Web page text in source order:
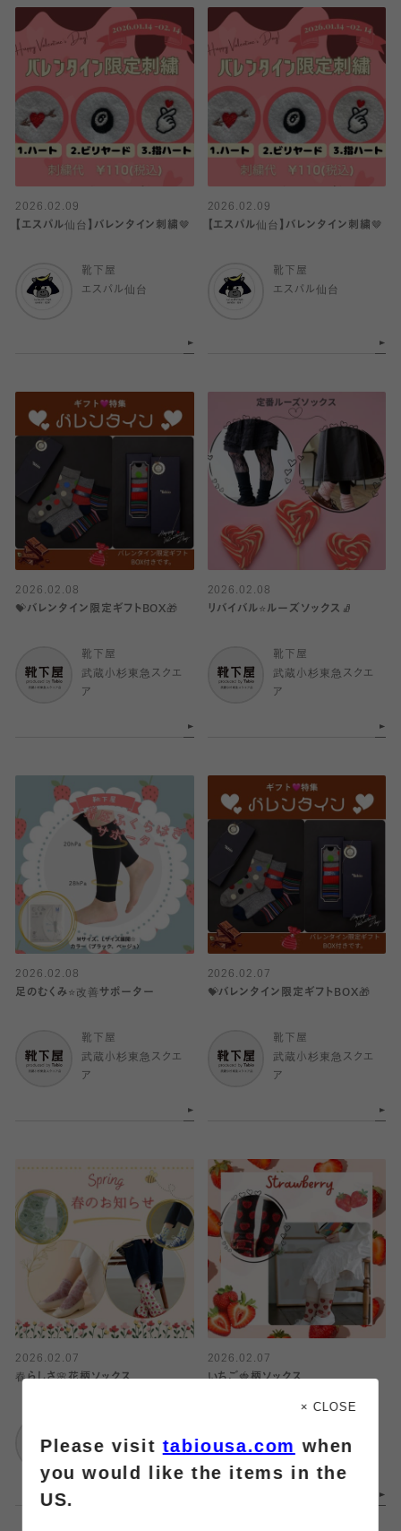
2026.02.09
【エスパル仙台】バレンタイン刺繍🤎
靴下屋
エスパル仙台
2026.02.09
【エスパル仙台】バレンタイン刺繍🤎
靴下屋
エスパル仙台
2026.02.08
💝バレンタイン限定ギフトBOX🎁
靴下屋
武蔵小杉東急スクエ
ア
2026.02.08
リバイバル⭐️ルーズソックス🧦
靴下屋
武蔵小杉東急スクエ
ア
2026.02.08
足のむくみ⭐️改善サポーター
靴下屋
武蔵小杉東急スクエ
ア
2026.02.07
💝バレンタイン限定ギフトBOX🎁
靴下屋
武蔵小杉東急スクエ
ア
2026.02.07
春らしさ🌸花柄ソックス
武蔵小杉東急スクエ
2026.02.07
いちご🍓柄ソックス
武蔵小杉東急スクエ
× CLOSE
Please visittabiousa.com when
you would like the items in the
US.